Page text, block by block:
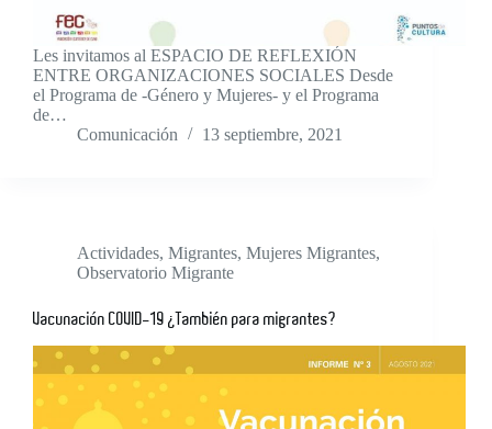
Les invitamos al ESPACIO DE REFLEXIÓN
ENTRE ORGANIZACIONES SOCIALES Desde
el Programa de -Género y Mujeres- y el Programa
de…
Comunicación
13 septiembre, 2021
Actividades, Migrantes, Mujeres Migrantes,
Observatorio Migrante
Vacunación COVID-19 ¿También para migrantes?